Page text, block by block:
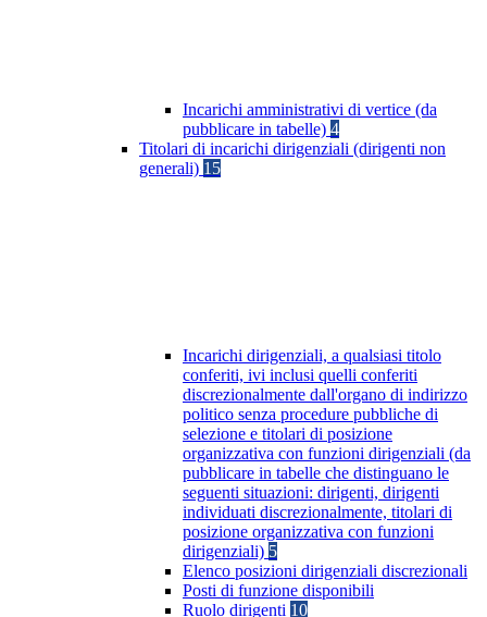
Incarichi amministrativi di vertice (da
pubblicare in tabelle) 4
Titolari di incarichi dirigenziali (dirigenti non
generali) 15
Incarichi dirigenziali, a qualsiasi titolo
conferiti, ivi inclusi quelli conferiti
discrezionalmente dall'organo di indirizzo
politico senza procedure pubbliche di
selezione e titolari di posizione
organizzativa con funzioni dirigenziali (da
pubblicare in tabelle che distinguano le
seguenti situazioni: dirigenti, dirigenti
individuati discrezionalmente, titolari di
posizione organizzativa con funzioni
dirigenziali) 5
Elenco posizioni dirigenziali discrezionali
Posti di funzione disponibili
Ruolo dirigenti 10